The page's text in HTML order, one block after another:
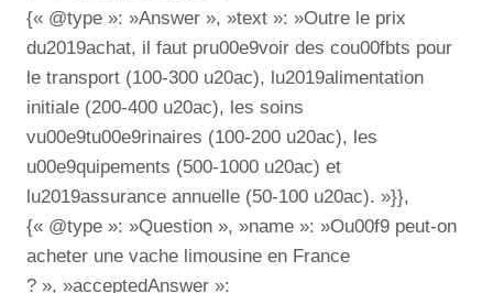
{« @type »: »Answer », »text »: »Outre le prix
du2019achat, il faut pru00e9voir des cou00fbts pour
le transport (100-300 u20ac), lu2019alimentation
initiale (200-400 u20ac), les soins
vu00e9tu00e9rinaires (100-200 u20ac), les
u00e9quipements (500-1000 u20ac) et
lu2019assurance annuelle (50-100 u20ac). »}},
{« @type »: »Question », »name »: »Ou00f9 peut-on
acheter une vache limousine en France
? », »acceptedAnswer »: